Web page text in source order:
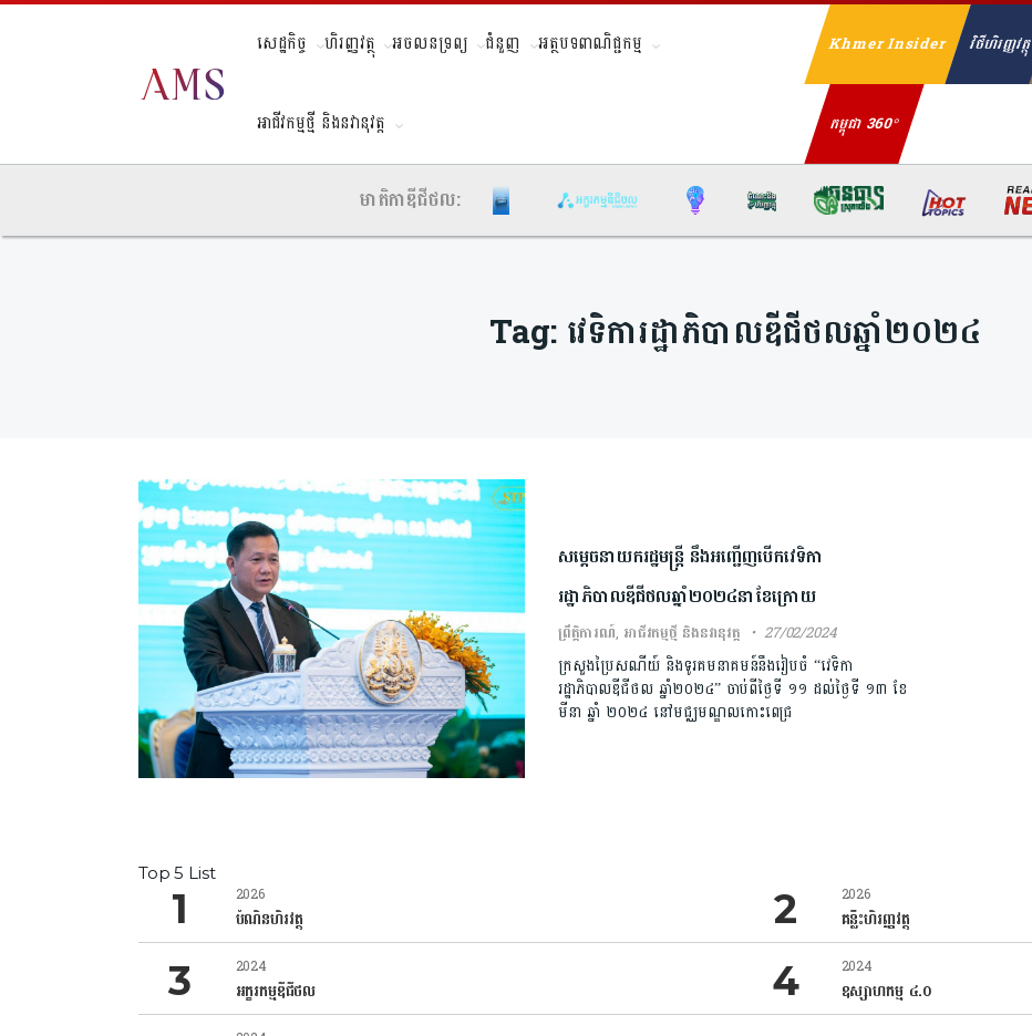
សេដ្ឋកិច្ច ហិរញ្ញវត្ថុ អចលនទ្រព្យ ជំនួញ អត្ថបទពាណិជ្ជកម្ម
អាជីវកម្មថ្មី និងនវានុវត្ត
Khmer Insider វិថីហិរញ្ញវត្ថុ
កម្ពុជា 360°
មាតិកាឌីជីថល:
Tag:វេទិការដ្ឋាភិបាលឌីជីថលឆ្នាំ២០២៤
សម្តេចនាយករដ្ឋមន្ត្រី នឹងអញ្ជើញបើកវេទិកា
រដ្ឋាភិបាលឌីជីថលឆ្នាំ២០២៤នាខែក្រោយ
ព្រឹត្តិការណ៍, អាជីវកម្មថ្មី និងនវានុវត្ត 27/02/2024
ក្រសួងប្រៃសណីយ៍ និងទូរគមនាគមន៍នឹងរៀបចំ “វេទិកា
រដ្ឋាភិបាលឌីជីថល ឆ្នាំ២០២៤” ចាប់ពីថ្ងៃទី ១១ ដល់ថ្ងៃទី ១៣ ខែ
មីនា ឆ្នាំ ២០២៤ នៅមជ្ឈមណ្ឌលកោះពេជ្រ
Top 5 List
2026
បំណិនហិរវត្ថុ
2026
គន្លឹះហិរញ្ញវត្ថុ
2024
អក្ខរកម្មឌីជីថល
2024
ឧស្សាហកម្ម ៤.០